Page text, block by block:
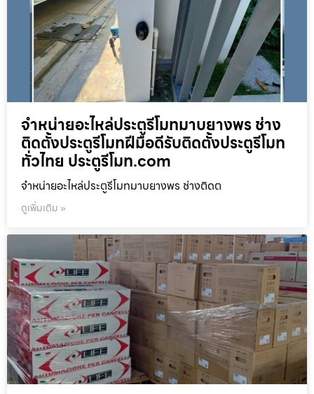
จำหน่ายอะไหล่ประตูรีโมทมาบยางพร ช่าง
ติดตั้งประตูรีโมทฝีมือดีรับติดตั้งประตูรีโมท
ทั่วไทย ประตูรีโมท.com
จำหน่ายอะไหล่ประตูรีโมทมาบยางพร ช่างติดต
ดูเพิ่มเติม »